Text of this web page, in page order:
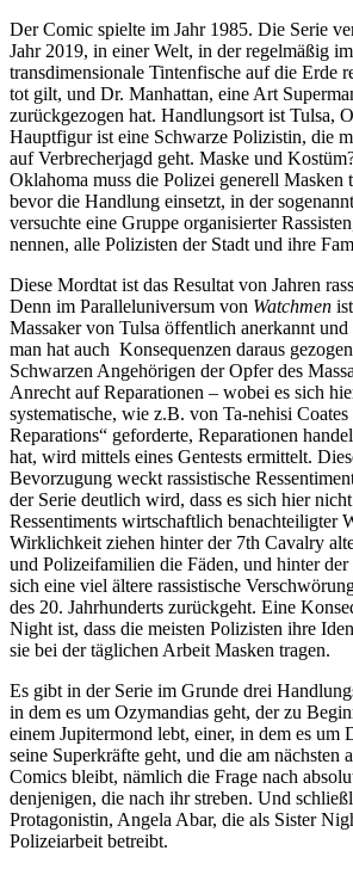
Der Comic spielte im Jahr 1985. Die Serie
Jahr 2019, in einer Welt, in der regelmäßig
transdimensionale Tintenfische auf die Erde
tot gilt, und Dr. Manhattan, eine Art
zurückgezogen hat. Handlungsort ist Tulsa,
Hauptfigur ist eine Schwarze Polizistin, die
auf Verbrecherjagd geht. Maske und
Oklahoma muss die Polizei generell Masken
bevor die Handlung einsetzt, in der
versuchte eine Gruppe organisierter
nennen, alle Polizisten der Stadt und ihre
Diese Mordtat ist das Resultat von Jahren
Denn im Paralleluniversum von Watchmen
Massaker von Tulsa öffentlich anerkannt und
man hat auch Konsequenzen daraus
Schwarzen Angehörigen der Opfer des
Anrecht auf Reparationen – wobei es sich
systematische, wie z.B. von Ta-nehisi
Reparations“ geforderte, Reparationen
hat, wird mittels eines Gentests ermittelt.
Bevorzugung weckt rassistische
der Serie deutlich wird, dass es sich hier
Ressentiments wirtschaftlich benachteiligter
Wirklichkeit ziehen hinter der 7th Cavalry
und Polizeifamilien die Fäden, und hinter
sich eine viel ältere rassistische
des 20. Jahrhunderts zurückgeht. Eine
Night ist, dass die meisten Polizisten ihre
sie bei der täglichen Arbeit Masken tragen.
Es gibt in der Serie im Grunde drei
in dem es um Ozymandias geht, der zu
einem Jupitermond lebt, einer, in dem es um
seine Superkräfte geht, und die am nächsten
Comics bleibt, nämlich die Frage nach
denjenigen, die nach ihr streben. Und
Protagonistin, Angela Abar, die als Sister
Polizeiarbeit betreibt.